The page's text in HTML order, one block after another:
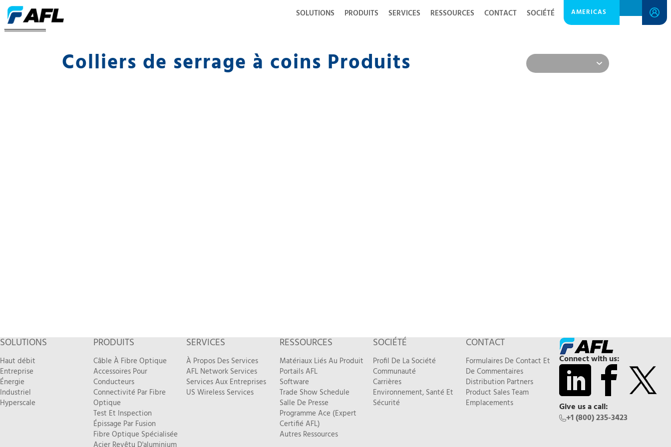
SOLUTIONS PRODUITS SERVICES RESSOURCES CONTACT SOCIÉTÉ AMERICAS
Pinces à coin
Colliers de serrage à coins Produits
SOLUTIONS
Haut débit
Entreprise
Énergie
Industriel
Hyperscale
PRODUITS
Câble À Fibre Optique
Accessoires Pour
Conducteurs
Connectivité Par Fibre
Optique
Test Et Inspection
Épissage Par Fusion
Fibre Optique Spécialisée
SERVICES
À Propos Des Services
AFL Network Services
Services Aux Entreprises
US Wireless Services
RESSOURCES
Matériaux Liés Au Produit
Portails AFL
Software
Trade Show Schedule
Salle De Presse
Programme Ace (Expert
Certifié AFL)
Autres Ressources
SOCIÉTÉ
Profil De La Société
Communauté
Carrières
Environnement, Santé Et
Sécurité
CONTACT
Formulaires De Contact Et
De Commentaires
Distribution Partners
Product Sales Team
Emplacements
Connect with us:
Give us a call:
+1 (800) 235-3423